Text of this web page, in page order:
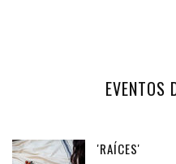
EVENTOS
'RAÍCES'